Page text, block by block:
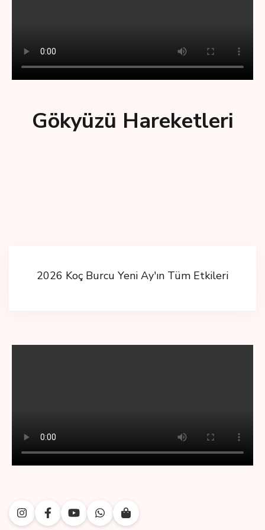
Gökyüzü Hareketleri
2026 Koç Burcu Yeni Ay'ın Tüm Etkileri